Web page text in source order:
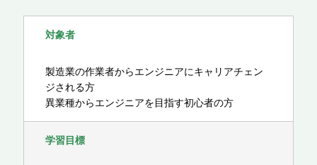
対象者
製造業の作業者からエンジニアにキャリアチェン
ジされる方
異業種からエンジニアを目指す初心者の方
学習目標